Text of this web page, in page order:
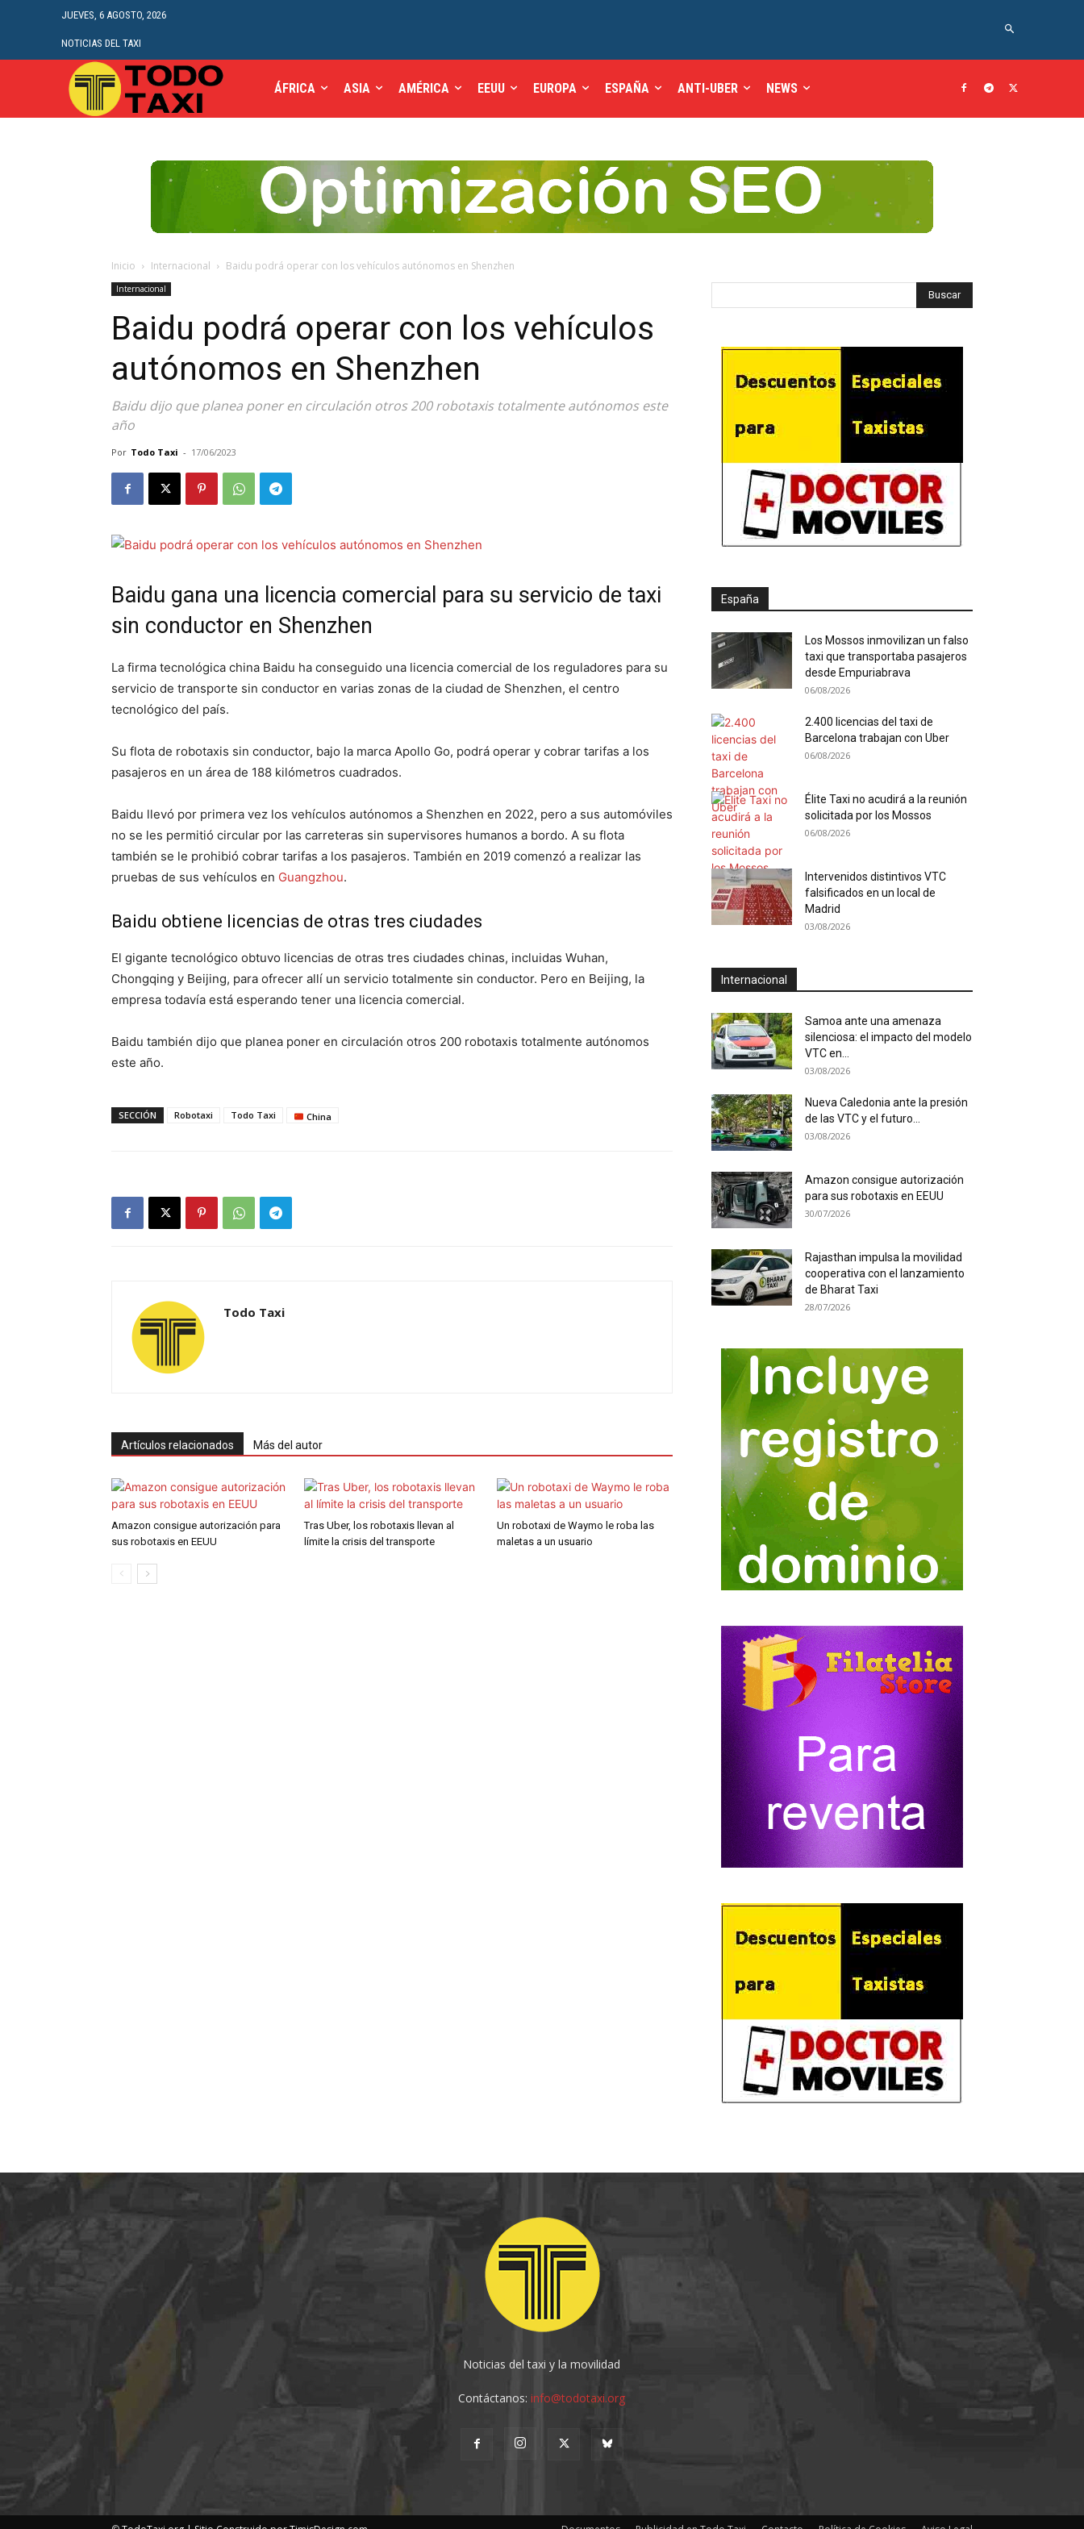
JUEVES, 6 AGOSTO, 2026
NOTICIAS DEL TAXI
ÁFRICA ASIA AMÉRICA EEUU EUROPA ESPAÑA ANTI-UBER NEWS
Inicio Internacional Baidu podrá operar con los vehículos autónomos en Shenzhen
Internacional
Baidu podrá operar con los vehículos
autónomos en Shenzhen
Baidu dijo que planea poner en circulación otros 200 robotaxis totalmente autónomos este
año
Por Todo Taxi - 17/06/2023
Baidu gana una licencia comercial para su servicio de taxi
sin conductor en Shenzhen
La firma tecnológica china Baidu ha conseguido una licencia comercial de los reguladores para su
servicio de transporte sin conductor en varias zonas de la ciudad de Shenzhen, el centro
tecnológico del país.
Su flota de robotaxis sin conductor, bajo la marca Apollo Go, podrá operar y cobrar tarifas a los
pasajeros en un área de 188 kilómetros cuadrados.
Baidu llevó por primera vez los vehículos autónomos a Shenzhen en 2022, pero a sus automóviles
no se les permitió circular por las carreteras sin supervisores humanos a bordo. A su flota
también se le prohibió cobrar tarifas a los pasajeros. También en 2019 comenzó a realizar las
pruebas de sus vehículos en Guangzhou.
Baidu obtiene licencias de otras tres ciudades
El gigante tecnológico obtuvo licencias de otras tres ciudades chinas, incluidas Wuhan,
Chongqing y Beijing, para ofrecer allí un servicio totalmente sin conductor. Pero en Beijing, la
empresa todavía está esperando tener una licencia comercial.
Baidu también dijo que planea poner en circulación otros 200 robotaxis totalmente autónomos
este año.
SECCIÓN Robotaxi Todo Taxi China
Todo Taxi
Artículos relacionados Más del autor
Amazon consigue autorización para
sus robotaxis en EEUU
Tras Uber, los robotaxis llevan al
límite la crisis del transporte
Un robotaxi de Waymo le roba las
maletas a un usuario
España
Los Mossos inmovilizan un falso
taxi que transportaba pasajeros
desde Empuriabrava
06/08/2026
2.400 licencias del taxi de
Barcelona trabajan con Uber
06/08/2026
Élite Taxi no acudirá a la reunión
solicitada por los Mossos
06/08/2026
Intervenidos distintivos VTC
falsificados en un local de
Madrid
03/08/2026
Internacional
Samoa ante una amenaza
silenciosa: el impacto del modelo
VTC en...
03/08/2026
Nueva Caledonia ante la presión
de las VTC y el futuro...
03/08/2026
Amazon consigue autorización
para sus robotaxis en EEUU
30/07/2026
Rajasthan impulsa la movilidad
cooperativa con el lanzamiento
de Bharat Taxi
28/07/2026
Noticias del taxi y la movilidad
Contáctanos:info@todotaxi.org